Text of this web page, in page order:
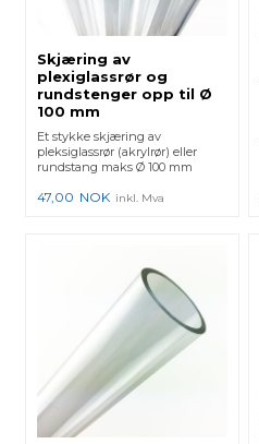
Skjæring av
plexiglassrør og
rundstenger opp til Ø
100 mm
Et stykke skjæring av
pleksiglassrør (akrylrør) eller
rundstang maks Ø 100 mm
47,00 NOK inkl. Mva